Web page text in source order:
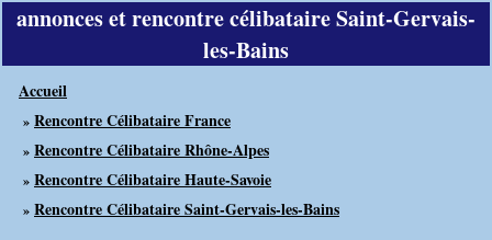
annonces et rencontre célibataire Saint-Gervais-
les-Bains
Accueil
» Rencontre Célibataire France
» Rencontre Célibataire Rhône-Alpes
» Rencontre Célibataire Haute-Savoie
» Rencontre Célibataire Saint-Gervais-les-Bains